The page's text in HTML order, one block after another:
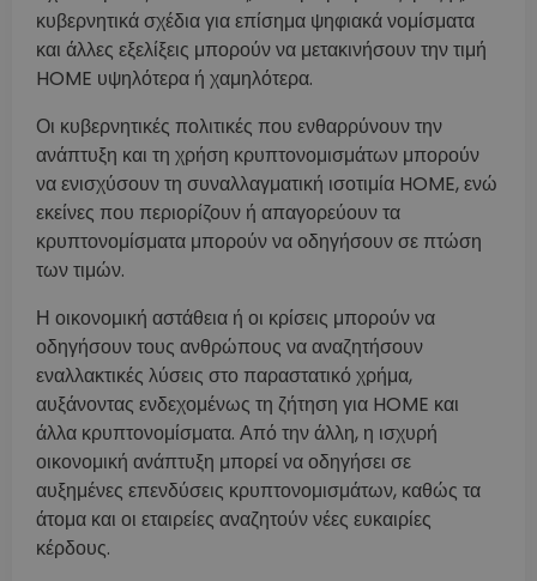
κυβερνητικά σχέδια για επίσημα ψηφιακά νομίσματα
και άλλες εξελίξεις μπορούν να μετακινήσουν την τιμή
HOME υψηλότερα ή χαμηλότερα.
Οι κυβερνητικές πολιτικές που ενθαρρύνουν την
ανάπτυξη και τη χρήση κρυπτονομισμάτων μπορούν
να ενισχύσουν τη συναλλαγματική ισοτιμία HOME, ενώ
εκείνες που περιορίζουν ή απαγορεύουν τα
κρυπτονομίσματα μπορούν να οδηγήσουν σε πτώση
των τιμών.
Η οικονομική αστάθεια ή οι κρίσεις μπορούν να
οδηγήσουν τους ανθρώπους να αναζητήσουν
εναλλακτικές λύσεις στο παραστατικό χρήμα,
αυξάνοντας ενδεχομένως τη ζήτηση για HOME και
άλλα κρυπτονομίσματα. Από την άλλη, η ισχυρή
οικονομική ανάπτυξη μπορεί να οδηγήσει σε
αυξημένες επενδύσεις κρυπτονομισμάτων, καθώς τα
άτομα και οι εταιρείες αναζητούν νέες ευκαιρίες
κέρδους.